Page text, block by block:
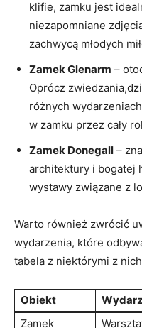
klifie, zamku jest
niezapomniane
zachwycą młodych
Zamek Glenarm –
Oprócz
różnych
w zamku przez cały
Zamek Donegall –
architektury i bogatej
wystawy związane z
Warto również zwrócić
wydarzenia, które
tabela z niektórymi z
Obiekt
Zamek